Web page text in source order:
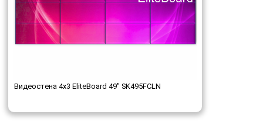
Видеостена 4x3 EliteBoard 49" SK495FCLN